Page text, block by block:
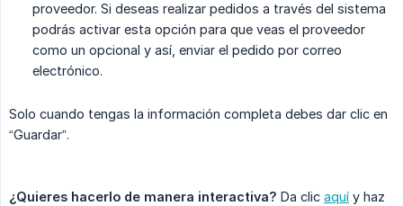
proveedor. Si deseas realizar pedidos a través del sistema
podrás activar esta opción para que veas el proveedor
como un opcional y así, enviar el pedido por correo
electrónico.
Solo cuando tengas la información completa debes dar clic en
“Guardar”.
¿Quieres hacerlo de manera interactiva? Da clic aquí y haz